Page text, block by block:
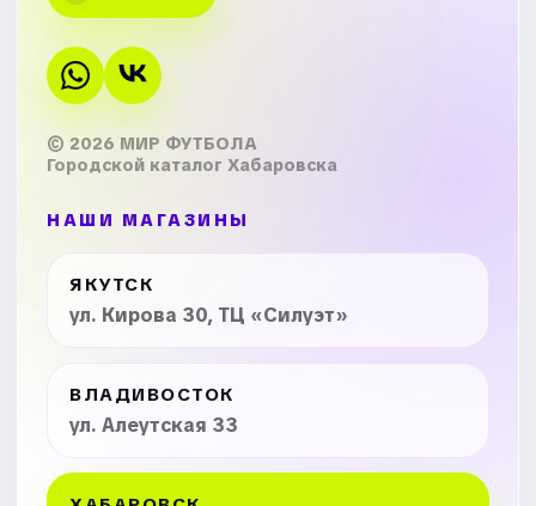
© 2026 МИР ФУТБОЛА
Городской каталог Хабаровска
НАШИ МАГАЗИНЫ
ЯКУТСК
ул. Кирова 30, ТЦ «Силуэт»
ВЛАДИВОСТОК
ул. Алеутская 33